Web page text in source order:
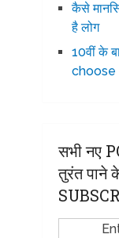
कैसे
है लोग
10वीं के
choose
सभी नए
तुरंत पाने